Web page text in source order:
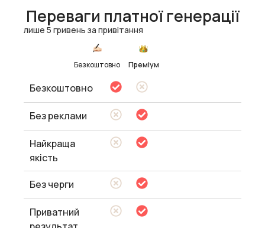
Переваги платної генерації
лише 5 гривень за привітання
Безкоштовно Преміум
Безкоштовно
Без реклами
Найкраща
якість
Без черги
Приватний